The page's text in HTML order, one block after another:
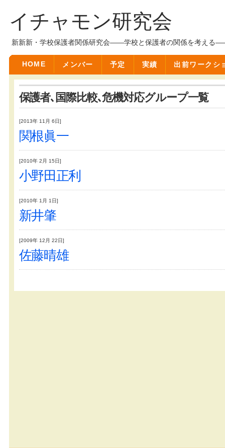
イチャモン研究会
新新新・学校保護者関係研究会――学校と保護者の関係を考える
HOME メンバー 予定 実績 出前ワークシ
保護者､国際比較､危機対応グループ一覧
[2013年 11月 6日]
関根眞一
[2010年 2月 15日]
小野田正利
[2010年 1月 1日]
新井肇
[2009年 12月 22日]
佐藤晴雄